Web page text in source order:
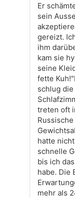
Er
sein
gereizt.
ihm
kam sie
seine
fette
schlug
treten oft
hatte
schnelle
bis ich
habe. Die
mehr als